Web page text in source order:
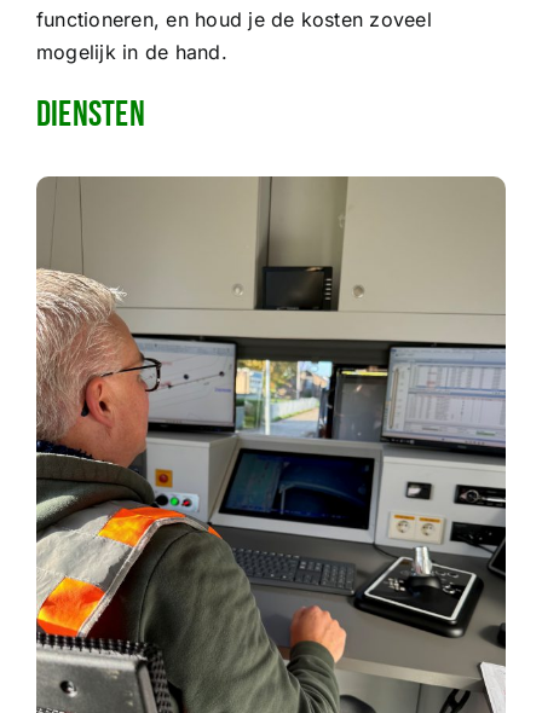
functioneren, en houd je de kosten zoveel
mogelijk in de hand.
Diensten